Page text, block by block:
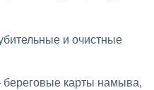
и очистные
карты намыва,